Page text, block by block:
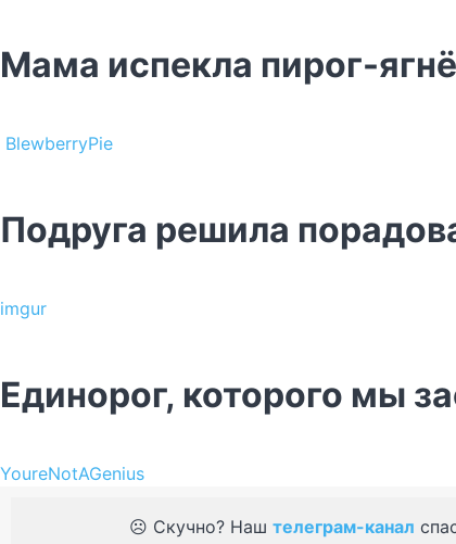
Мама испекла пирог-
BlewberryPie
Подруга решила
imgur
Единорог, которого мы
YoureNotAGenius
☹️ Скучно? Наш телеграм-канал